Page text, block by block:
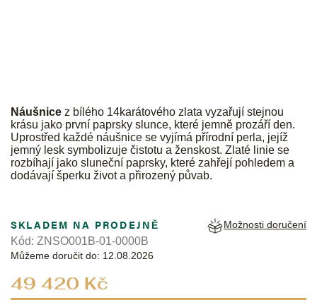
Náušnice z bílého 14karátového zlata vyzařují stejnou
krásu jako první paprsky slunce, které jemně prozáří den.
Uprostřed každé náušnice se vyjímá přírodní perla, jejíž
jemný lesk symbolizuje čistotu a ženskost. Zlaté linie se
rozbíhají jako sluneční paprsky, které zahřejí pohledem a
dodávají šperku život a přirozený půvab.
49 420 Kč
SKLADEM NA PRODEJNĚ
Můžeme doručit do: 12.08.2026
Možnosti doručení
Kód: ZNSO001B-01-0000B